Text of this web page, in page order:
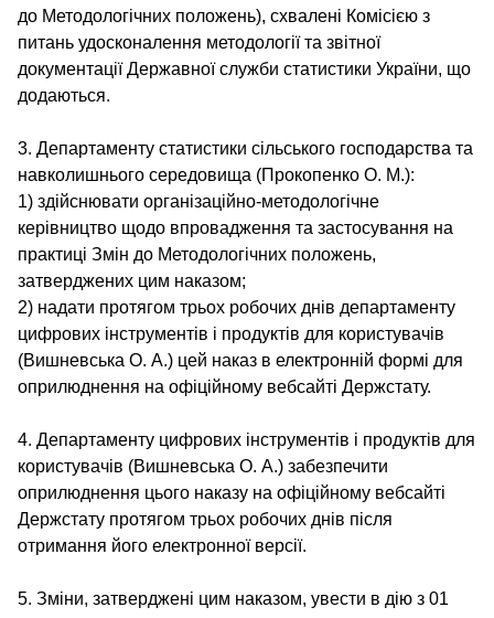
до Методологічних положень), схвалені Комісією з
питань удосконалення методології та звітної
документації Державної служби статистики України, що
додаються.
3. Департаменту статистики сільського господарства та
навколишнього середовища (Прокопенко О. М.):
1) здійснювати організаційно-методологічне
керівництво щодо впровадження та застосування на
практиці Змін до Методологічних положень,
затверджених цим наказом;
2) надати протягом трьох робочих днів департаменту
цифрових інструментів і продуктів для користувачів
(Вишневська О. А.) цей наказ в електронній формі для
оприлюднення на офіційному вебсайті Держстату.
4. Департаменту цифрових інструментів і продуктів для
користувачів (Вишневська О. А.) забезпечити
оприлюднення цього наказу на офіційному вебсайті
Держстату протягом трьох робочих днів після
отримання його електронної версії.
5. Зміни, затверджені цим наказом, увести в дію з 01